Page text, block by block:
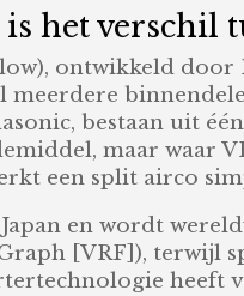
het verschil
ontwikkeld
meerdere
bestaan uit
maar waar
een split airco
en wordt
[VRF]),
heeft